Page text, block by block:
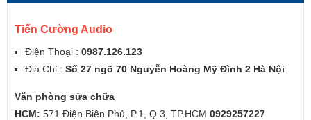
Tiến Cường Audio
Điện Thoại : 0987.126.123
Địa Chỉ : Số 27 ngõ 70 Nguyễn Hoàng Mỹ Đình 2 Hà Nội
Văn phòng sửa chữa
HCM: 571 Điện Biên Phủ, P.1, Q.3, TP.HCM 0929257227